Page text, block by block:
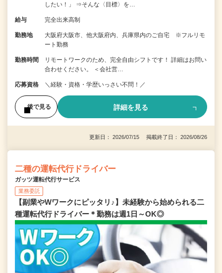
したい！」 ⇒そんな〈目標〉を…
給与 完全出来高制
勤務地
大阪府大阪市、他大阪府内、兵庫県内のご自宅 ※フルリモ
ート勤務
勤務時間
リモートワークのため、完全自由シフトです！ 詳細はお問い
合わせください。 ＜会社営…
応募資格 ＼経験・資格・学歴いっさい不問！／
後で見る 詳細を見る
更新日： 2026/07/15 掲載終了日： 2026/08/26
二種の運転代行ドライバー
ガッツ運転代行サービス
業務委託
【副業やWワークにピッタリ♪】未経験から始められる二
種運転代行ドライバー＊勤務は週1日～OK◎